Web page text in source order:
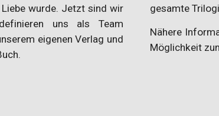
wurde. Jetzt sind wir
uns als Team
eigenen Verlag und
gesamte
Nähere
Möglichkeit